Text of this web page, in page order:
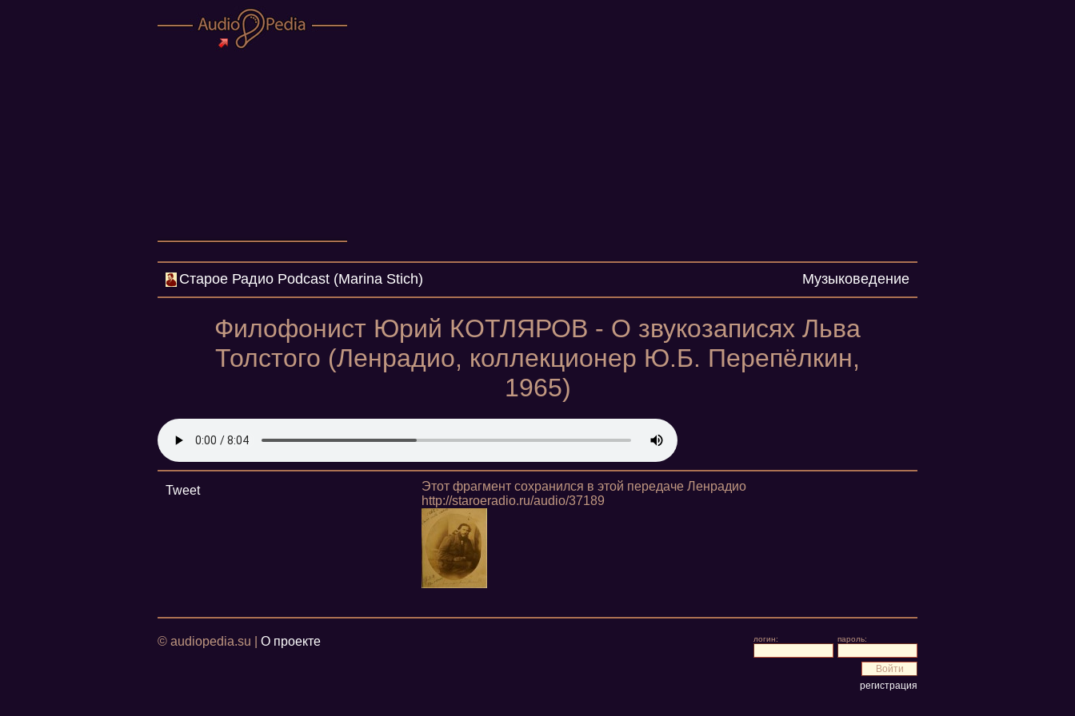
Cтарое Радио Podcast (Marina Stich) Музыковедение
Филофонист Юрий КОТЛЯРОВ - О звукозаписях Льва
Толстого (Ленрадио, коллекционер Ю.Б. Перепёлкин,
1965)
Tweet
Этот фрагмент сохранился в этой передаче Ленрадио
http://staroeradio.ru/audio/37189
© audiopedia.su | О проекте пароль:
логин:
регистрация